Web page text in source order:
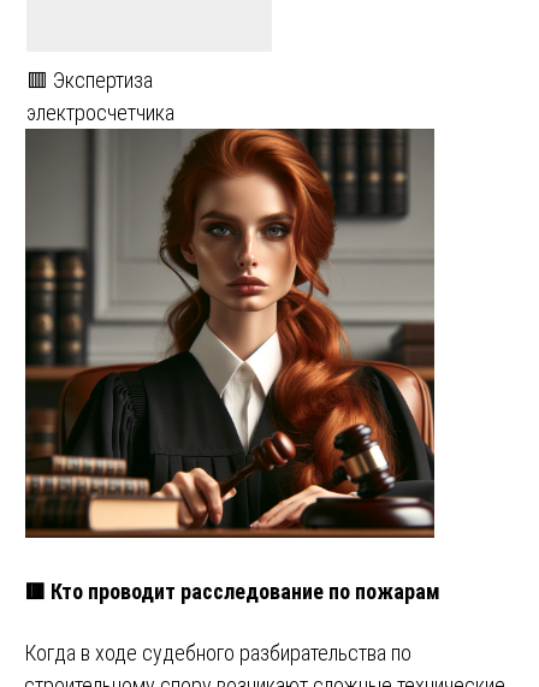
🟥 Экспертиза
электросчетчика
🟥 Кто проводит расследование по пожарам
Когда в ходе судебного разбирательства по